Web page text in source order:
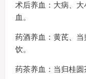
术后养血：大病、
血。
药酒养血：黄芪、
饮。
药茶养血：当归桂圆